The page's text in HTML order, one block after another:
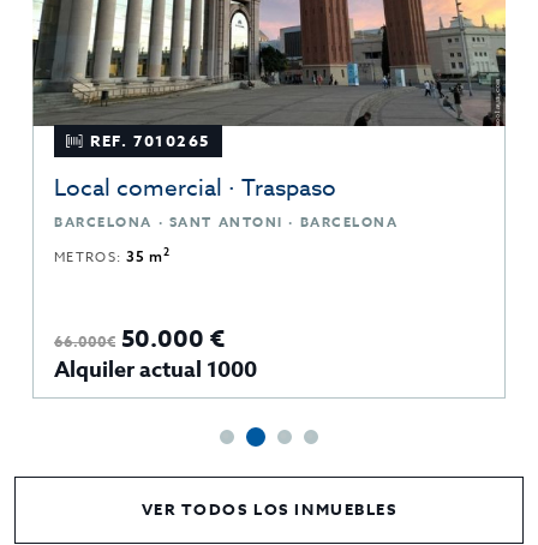
REF. 7010265
Local comercial · Traspaso
BARCELONA · SANT ANTONI · BARCELONA
METROS:35 m2
66.000€ 50.000 €
Alquiler actual 1000
VER TODOS LOS INMUEBLES